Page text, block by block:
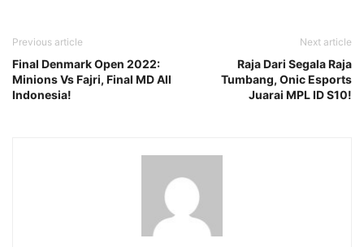
Previous article
Final Denmark Open 2022:
Minions Vs Fajri, Final MD All
Indonesia!
Next article
Raja Dari Segala Raja
Tumbang, Onic Esports
Juarai MPL ID S10!